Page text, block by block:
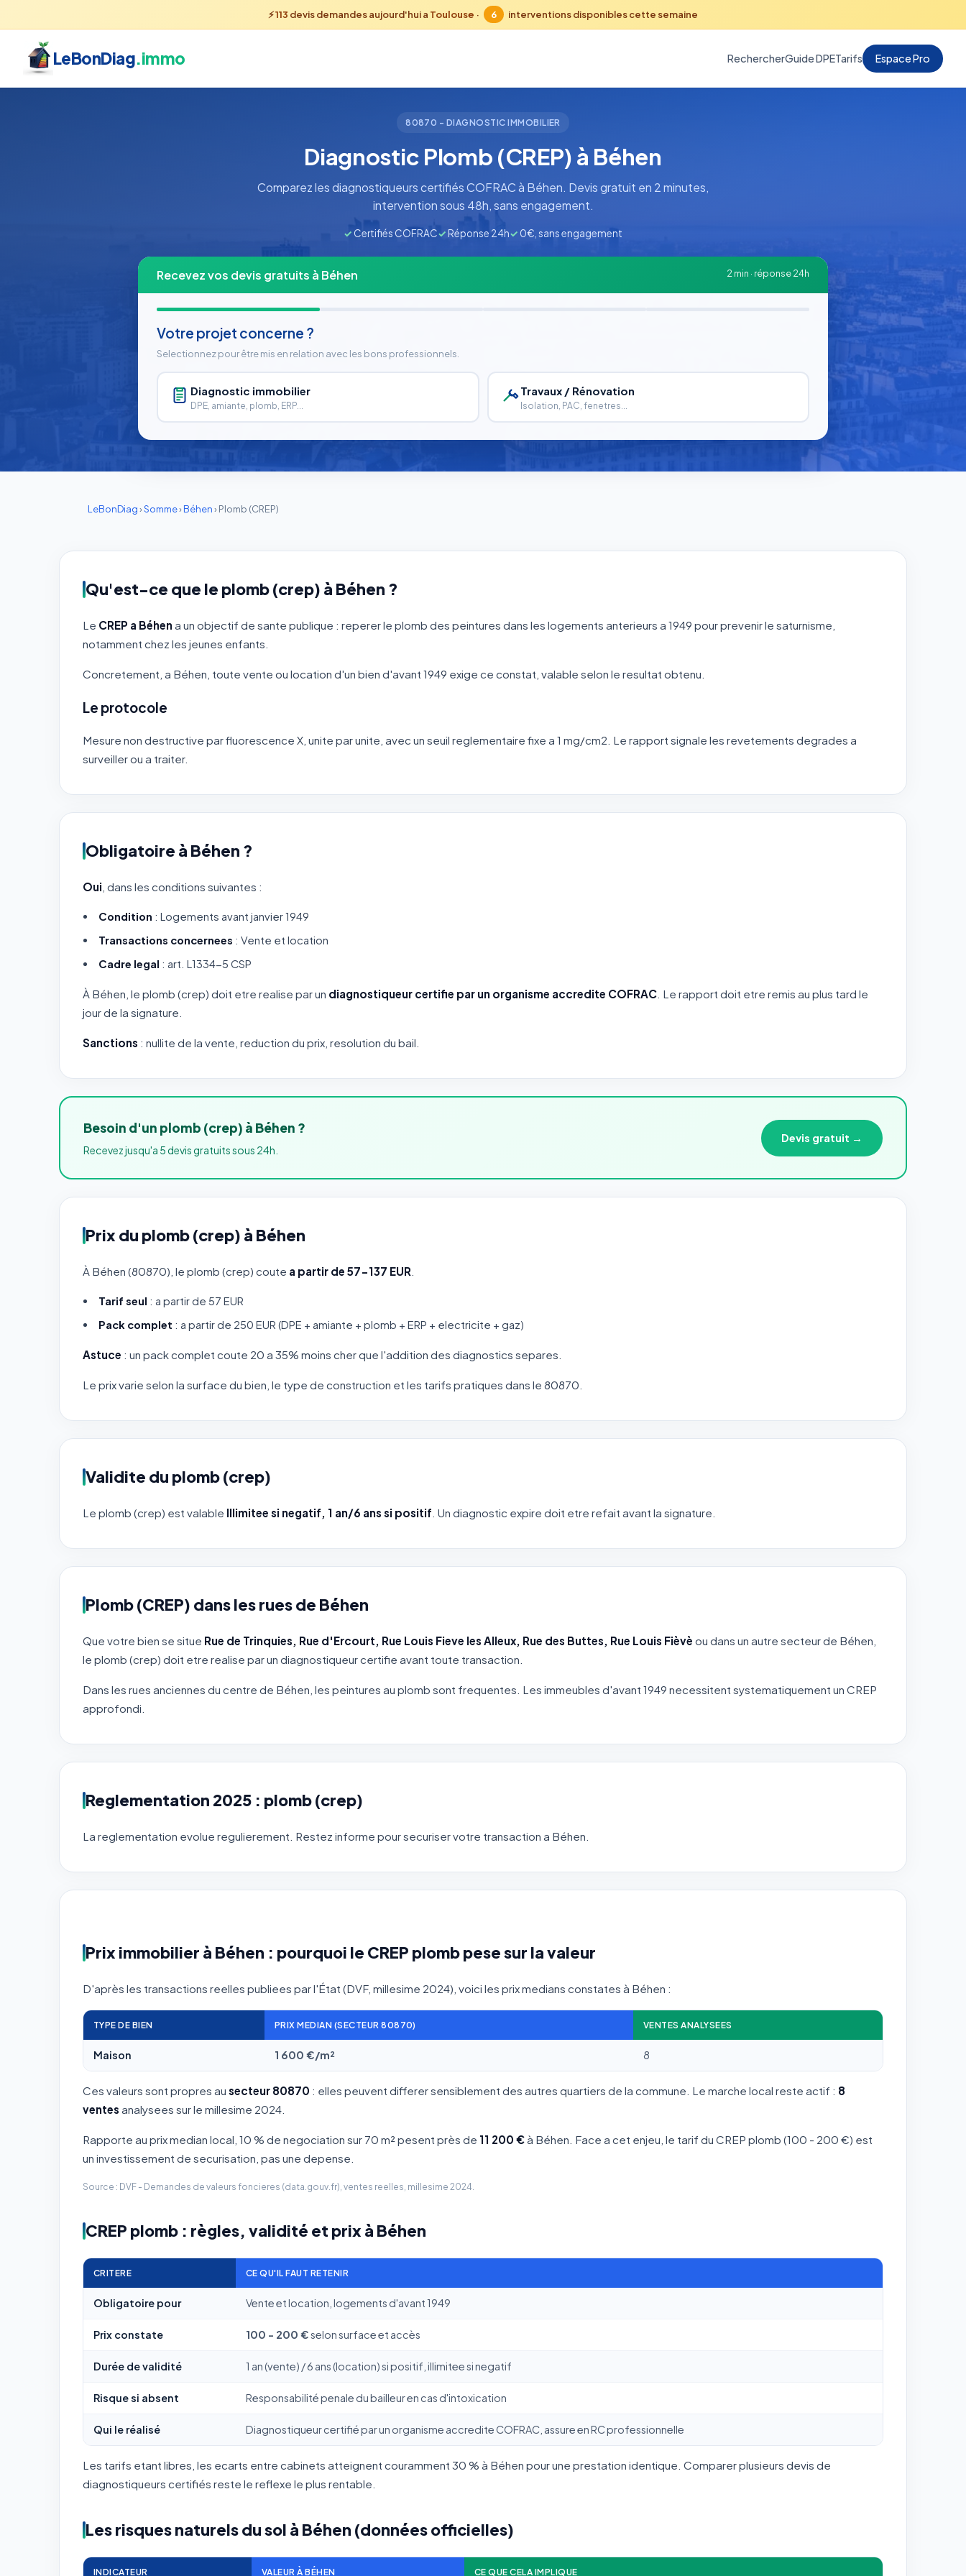
⚡113 devis demandes aujourd'hui a Toulouse · 6 interventions disponibles cette semaine
LeBonDiag.immo RechercherGuide DPETarifs Espace Pro
80870 - DIAGNOSTIC IMMOBILIER
Diagnostic Plomb (CREP) à Béhen
Comparez les diagnostiqueurs certifiés COFRAC à Béhen. Devis gratuit en 2 minutes,
intervention sous 48h, sans engagement.
✓Certifiés COFRAC✓Réponse 24h✓ 0€, sans engagement
Recevez vos devis gratuits à Béhen 2 min · réponse 24h
Votre projet concerne ?
Selectionnez pour être mis en relation avec les bons professionnels.
Diagnostic immobilier
DPE, amiante, plomb, ERP...
Travaux / Rénovation
Isolation, PAC, fenetres...
LeBonDiag›Somme›Béhen›Plomb (CREP)
Qu'est-ce que le plomb (crep) à Béhen ?
Le CREP a Béhen a un objectif de sante publique : reperer le plomb des peintures dans les logements anterieurs a 1949 pour prevenir le saturnisme,
notamment chez les jeunes enfants.
Concretement, a Béhen, toute vente ou location d'un bien d'avant 1949 exige ce constat, valable selon le resultat obtenu.
Le protocole
Mesure non destructive par fluorescence X, unite par unite, avec un seuil reglementaire fixe a 1 mg/cm2. Le rapport signale les revetements degrades a
surveiller ou a traiter.
Obligatoire à Béhen ?
Oui , dans les conditions suivantes :
Condition : Logements avant janvier 1949
Transactions concernees : Vente et location
Cadre legal : art. L1334-5 CSP
À Béhen, le plomb (crep) doit etre realise par un diagnostiqueur certifie par un organisme accredite COFRAC . Le rapport doit etre remis au plus tard le
jour de la signature.
Sanctions : nullite de la vente, reduction du prix, resolution du bail.
Besoin d'un plomb (crep) à Béhen ?
Recevez jusqu'a 5 devis gratuits sous 24h.
Devis gratuit →
Prix du plomb (crep) à Béhen
À Béhen (80870), le plomb (crep) coute a partir de 57-137 EUR
Tarif seul : a partir de 57 EUR
Pack complet : a partir de 250 EUR (DPE + amiante + plomb + ERP + electricite + gaz)
Astuce : un pack complet coute 20 a 35% moins cher que l'addition des diagnostics separes.
Le prix varie selon la surface du bien, le type de construction et les tarifs pratiques dans le 80870.
Validite du plomb (crep)
Le plomb (crep) est valable Illimitee si negatif, 1 an/6 ans si positif . Un diagnostic expire doit etre refait avant la signature.
Plomb (CREP) dans les rues de Béhen
Que votre bien se situe Rue de Trinquies, Rue d'Ercourt, Rue Louis Fieve les Alleux, Rue des Buttes, Rue Louis Fièvè ou dans un autre secteur de Béhen,
le plomb (crep) doit etre realise par un diagnostiqueur certifie avant toute transaction.
Dans les rues anciennes du centre de Béhen, les peintures au plomb sont frequentes. Les immeubles d'avant 1949 necessitent systematiquement un CREP
approfondi.
Reglementation 2025 : plomb (crep)
La reglementation evolue regulierement. Restez informe pour securiser votre transaction a Béhen.
Prix immobilier à Béhen : pourquoi le CREP plomb pese sur la valeur
D'après les transactions reelles publiees par l'État (DVF, millesime 2024), voici les prix medians constates à Béhen :
TYPE DE BIEN PRIX MEDIAN (SECTEUR 80870) VENTES ANALYSEES
Maison 1 600 €/m² 8
Ces valeurs sont propres au secteur 80870 : elles peuvent differer sensiblement des autres quartiers de la commune. Le marche local reste actif : 8
ventes analysees sur le millesime 2024.
Rapporte au prix median local, 10 % de negociation sur 70 m² pesent près de 11 200 €à Béhen. Face a cet enjeu, le tarif du CREP plomb (100 - 200 €) est
un investissement de securisation, pas une depense.
Source : DVF - Demandes de valeurs foncieres (data.gouv.fr), ventes reelles, millesime 2024.
CREP plomb : règles, validité et prix à Béhen
CRITERE CE QU'IL FAUT RETENIR
Obligatoire pour Vente et location, logements d'avant 1949
Prix constate 100 - 200 €selon surface et accès
Durée de validité 1 an (vente) / 6 ans (location) si positif, illimitee si negatif
Risque si absent Responsabilité penale du bailleur en cas d'intoxication
Qui le réalisé Diagnostiqueur certifié par un organisme accredite COFRAC, assure en RC professionnelle
Les tarifs etant libres, les ecarts entre cabinets atteignent couramment 30 % à Béhen pour une prestation identique. Comparer plusieurs devis de
diagnostiqueurs certifiés reste le reflexe le plus rentable.
Les risques naturels du sol à Béhen (données officielles)
INDICATEUR VALEUR À BÉHEN CE QUE CELA IMPLIQUE